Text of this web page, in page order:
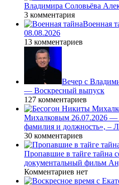
Владимира Соловьёва
3 комментария
Военная
08.08.2026
13 комментариев
Вечер с
— Воскресный выпуск
127 комментариев
Михалковым 26.07.2026 —
фамилия и должность», –
30 комментариев
Пропавшие в тайге тайна
документальный фильм
Комментариев нет